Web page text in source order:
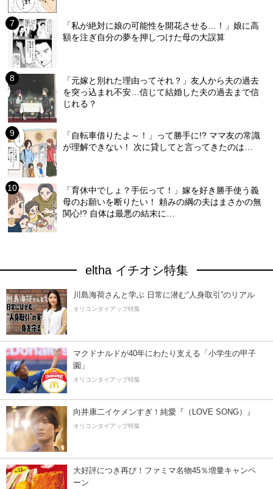
「私が絶対に娘の可能性を開花させる…！」娘に高
額を注ぎ自分の夢を押しつけた母の大誤算
「元嫁と別れた理由ってそれ？」友人から夫の過去
を突っ込まれ不安…信じて結婚した夫の過去まで信
じれる？
「自転車借りたよ～！」って勝手に!? ママ友の常識
が理解できない！ 次に貸してと言ってきたのは…
「育休中でしょ？手伝って！」嫁を好き勝手使う義
母のお願いを断りたい！ 頼みの綱の夫はまさかの無
関心!? 自体は最悪の結末に…
eltha イチオシ特集
川島海荷さんと学ぶ 日常に潜む“人身取引”のリアル
オリコンタイアップ特集
マクドナルドが40年にわたり支える「小学生の甲子
園」
オリコンタイアップ特集
向井康二イケメンすぎ！純愛『（LOVE SONG）』
オリコンタイアップ特集
大好評につき再び！ファミマ名物45％増量キャンペ
ーン